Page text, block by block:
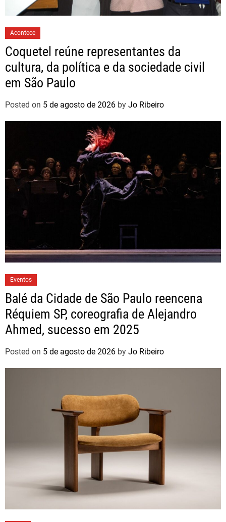
Acontece
Coquetel reúne representantes da
cultura, da política e da sociedade civil
em São Paulo
Posted on 5 de agosto de 2026 by Jo Ribeiro
Eventos
Balé da Cidade de São Paulo reencena
Réquiem SP, coreografia de Alejandro
Ahmed, sucesso em 2025
Posted on 5 de agosto de 2026 by Jo Ribeiro